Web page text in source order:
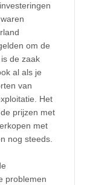
om de
de zaak
al als je
van
Het
prijzen met
met
nog steeds.
problemen